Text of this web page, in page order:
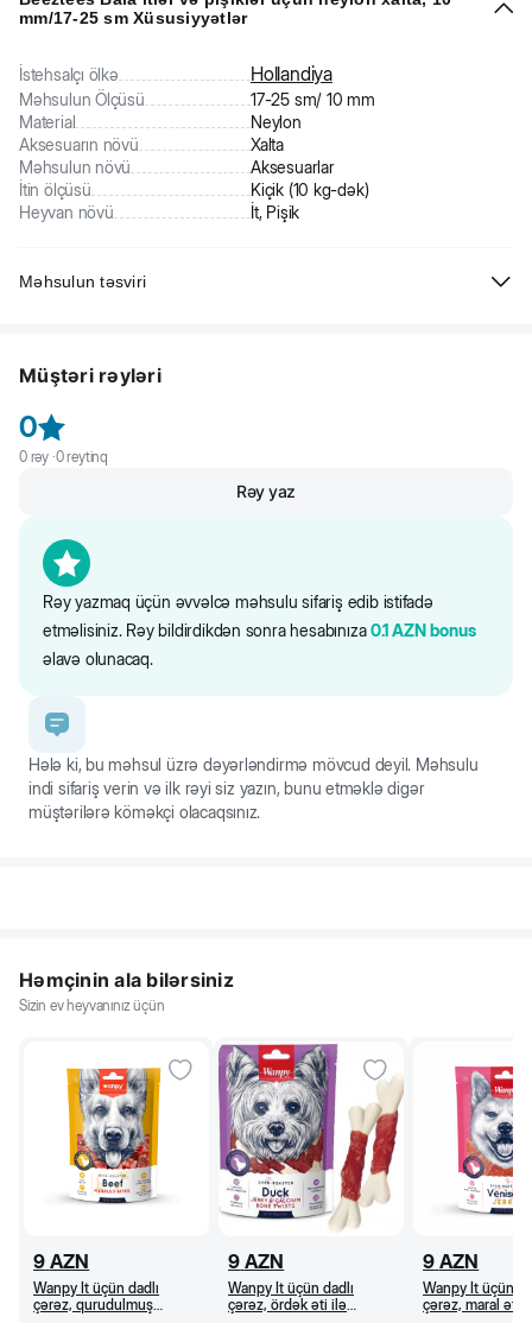
mm/17-25 sm Xüsusiyyətlər
İstehsalçı ölkə Hollandiya
Məhsulun Ölçüsü
17-25 sm/ 10 mm
Material
Neylon
Aksesuarın növü
Xalta
Məhsulun növü
Aksesuarlar
İtin ölçüsü
Kiçik (10 kg-dək)
Heyvan növü
İt, Pişik
Məhsulun təsviri
Müştəri rəyləri
0
0rəy ·0reytinq
Rəy yazmaq üçün əvvəlcə məhsulu sifariş edib istifadə
etməlisiniz. Rəy bildirdikdən sonra hesabınıza0.1 AZN bonus
əlavə olunacaq.
Rəy yaz
Hələ ki, bu məhsul üzrə dəyərləndirmə mövcud deyil. Məhsulu
indi sifariş verin və ilk rəyi siz yazın, bunu etməklə digər
müştərilərə köməkçi olacaqsınız.
Həmçinin ala bilərsiniz
Sizin ev heyvanınız üçün
9 AZN
Wanpy İt üçün dadlı
çərəz, qurudulmuş
9 AZN
Wanpy İt üçün dadlı
çərəz, ördək əti ilə
9 AZN
Wanpy İt üçün
çərəz, maral